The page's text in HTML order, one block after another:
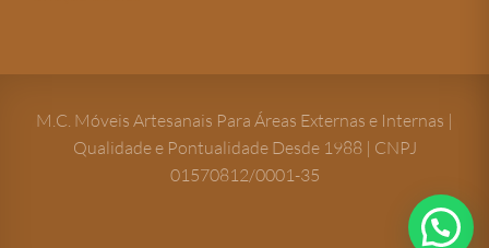
M.C. Móveis Artesanais Para Áreas Externas e Internas |
Qualidade e Pontualidade Desde 1988 | CNPJ
01570812/0001-35